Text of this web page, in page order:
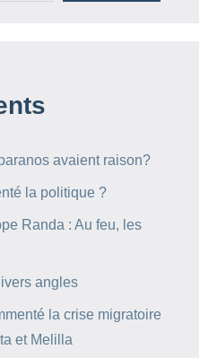
avaient raison?
la politique ?
Randa : Au feu, les
angles
la crise migratoire
et Melilla